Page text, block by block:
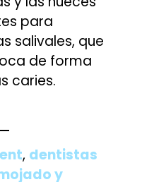
para
salivales, que
de forma
caries.
, dentistas
y